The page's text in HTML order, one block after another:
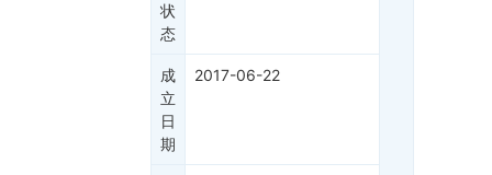
状
态
成
立
日
期
2017-06-22